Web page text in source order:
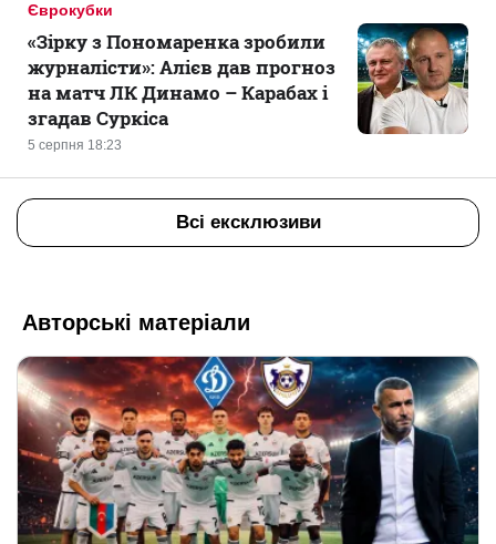
Єврокубки
5 серпня 18:23
«Зірку з Пономаренка зробили
журналісти»: Алієв дав прогноз
на матч ЛК Динамо – Карабах і
згадав Суркіса
Всі ексклюзиви
Авторські матеріали